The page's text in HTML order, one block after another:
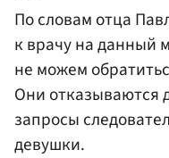
По словам отца
к врачу на данный
не можем
Они отказываются
запросы
девушки.